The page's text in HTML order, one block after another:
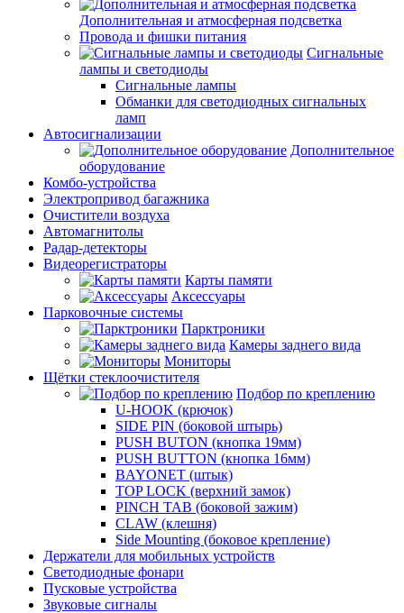
Дополнительная и атмосферная подсветка
Провода и фишки питания
Cигнальные
лампы и светодиоды
Сигнальные лампы
Обманки для светодиодных сигнальных
ламп
Автосигнализации
Дополнительное
оборудование
Комбо-устройства
Электропривод багажника
Очистители воздуха
Автомагнитолы
Радар-детекторы
Видеорегистраторы
Карты памяти
Аксессуары
Парковочные системы
Парктроники
Камеры заднего вида
Мониторы
Щётки стеклоочистителя
Подбор по креплению
U-HOOK (крючок)
SIDE PIN (боковой штырь)
PUSH BUTON (кнопка 19мм)
PUSH BUTTON (кнопка 16мм)
BAYONET (штык)
TOP LOCK (верхний замок)
PINCH TAB (боковой зажим)
CLAW (клешня)
Side Mounting (боковое крепление)
Держатели для мобильных устройств
Светодиодные фонари
Пусковые устройства
Звуковые сигналы